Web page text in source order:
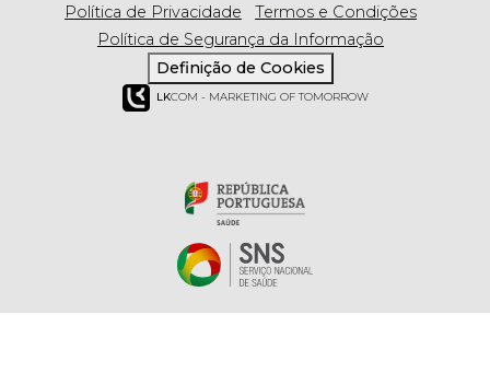
Política de Privacidade
Termos e Condições
Política de Segurança da Informação
Definição de Cookies
LKCOM - MARKETING OF TOMORROW